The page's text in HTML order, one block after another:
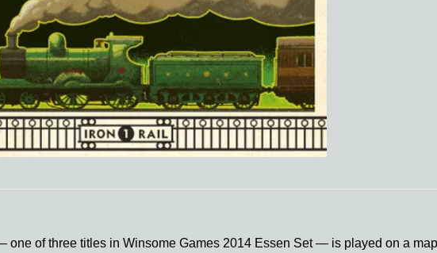
one of three titles in Winsome Games 2014 Essen Set — is played on a